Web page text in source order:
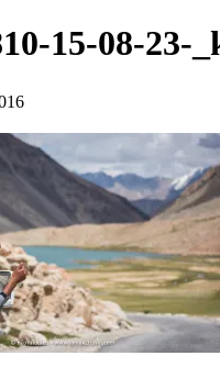
15-08-23-